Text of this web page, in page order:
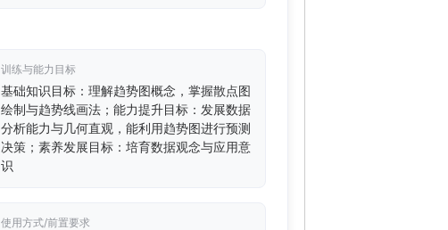
训练与能力目标
基础知识目标：理解趋势图概念，掌握散点图
绘制与趋势线画法；能力提升目标：发展数据
分析能力与几何直观，能利用趋势图进行预测
决策；素养发展目标：培育数据观念与应用意
识
使用方式/前置要求